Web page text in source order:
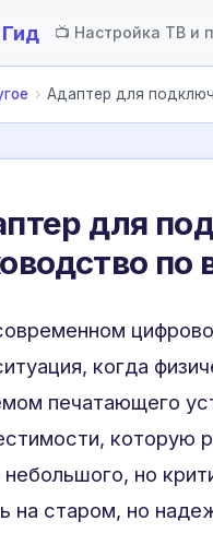
📺 Настройка ТВ и
› Адаптер для
для
по
когда
печатающего
которую
небольшого, но
на старом, но